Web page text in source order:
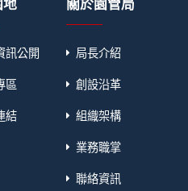
地
訊公開
區
結
關於園管局
局長介紹
創設沿革
組織架構
業務職掌
聯絡資訊